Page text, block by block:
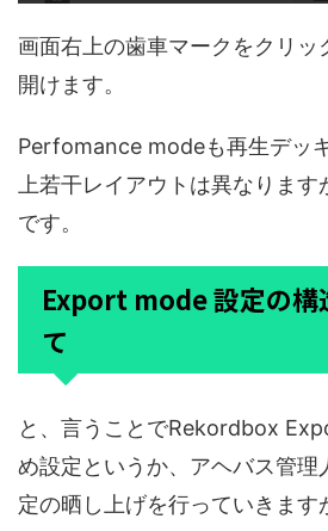
画面右上の歯車マークをクリッ
開けます。
Perfomance modeも再生デッ
上若干レイアウトは異なりま
です。
Export mode 設定の構
て
と、言うことでRekordbox
め設定というか、アヘバス管理
定の晒し上げを行っていきます